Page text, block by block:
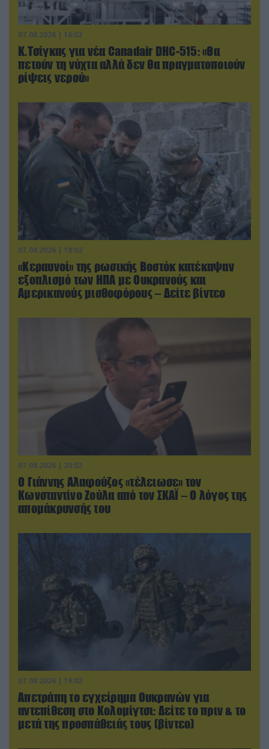
07.08.2026 | 16:02
Κ.Τσίγκας για νέα Canadair DHC-515: «Θα
πετούν τη νύχτα αλλά δεν θα πραγματοποιούν
ρίψεις νερού»
07.08.2026 | 18:02
«Κεραυνοί» της ρωσικής Βοστόκ κατέκαψαν
εξοπλισμό των ΗΠΑ με Ουκρανούς και
Αμερικανούς μισθοφόρους – Δείτε βίντεο
07.08.2026 | 20:02
Ο Γιάννης Αλαφούζος «τέλειωσε» τον
Κωνσταντίνο Ζούλα από τον ΣΚΑΪ – Ο λόγος της
απομάκρυνσής του
07.08.2026 | 19:02
Απετράπη το εγχείρημα Ουκρανών για
αντεπίθεση στο Κολομίγτσι: Δείτε το πριν & το
μετά της προσπάθειάς τους (βίντεο)